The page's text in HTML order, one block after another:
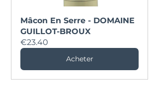
Mâcon En Serre - DOMAINE
GUILLOT-BROUX
€23.40
Acheter